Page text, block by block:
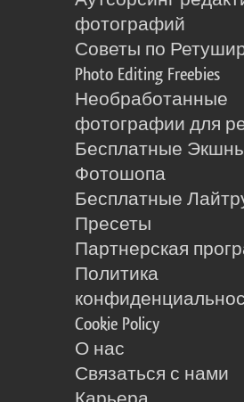
фотографий
Советы по
Photo Editing Freebies
Необработанные
фотографии для
Бесплатные
Фотошопа
Бесплатные
Пресеты
Партнерская
Политика
Cookie Policy
О нас
Связаться с нами